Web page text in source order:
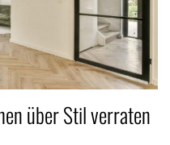
über Stil verraten